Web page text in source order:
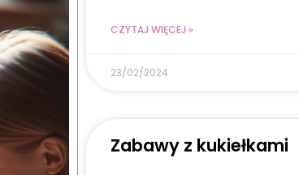
CZYTAJ WIĘCEJ »
23/02/2024
Zabawy z kukiełkami